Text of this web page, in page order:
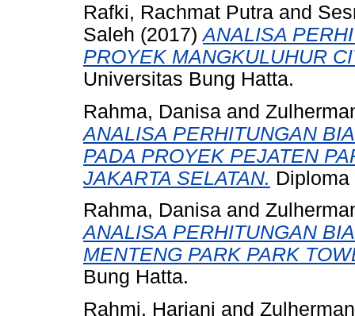
Rafki, Rachmat Putra and
Saleh (2017)ANALISA
PROYEK MANGKULUHUR
Universitas Bung Hatta.
Rahma, Danisa and
ANALISA PERHITUNGAN
PADA PROYEK PEJATEN
JAKARTA SELATAN.
Rahma, Danisa and
ANALISA PERHITUNGAN
MENTENG PARK PARK
Bung Hatta.
Rahmi, Hariani and